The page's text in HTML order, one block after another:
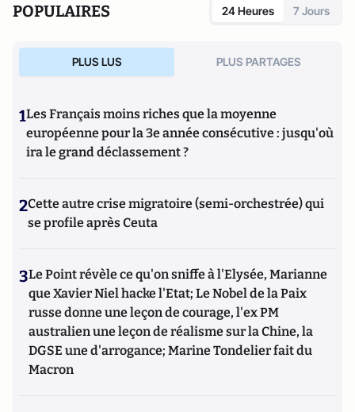
POPULAIRES 24 Heures 7 Jours
PLUS LUS PLUS PARTAGES
1Les Français moins riches que la moyenne
européenne pour la 3e année consécutive : jusqu'où
ira le grand déclassement ?
2Cette autre crise migratoire (semi-orchestrée) qui
se profile après Ceuta
3Le Point révèle ce qu'on sniffe à l'Elysée, Marianne
que Xavier Niel hacke l'Etat; Le Nobel de la Paix
russe donne une leçon de courage, l'ex PM
australien une leçon de réalisme sur la Chine, la
DGSE une d'arrogance; Marine Tondelier fait du
Macron